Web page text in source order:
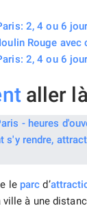
2, 4 ou 6
Rouge avec
2, 4 ou 6
aller là
le parc d’
ville à une